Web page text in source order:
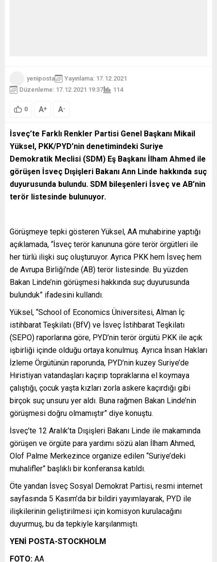
yeniposta
Yayınlama: 17.12.2021
Düzenleme: 17.12.2021 19:37
114
0 A+ A-
İsveç’te Farklı Renkler Partisi Genel Başkanı Mikail
Yüksel, PKK/PYD’nin denetimindeki Suriye
Demokratik Meclisi (SDM) Eş Başkanı İlham Ahmed ile
görüşen İsveç Dışişleri Bakanı Ann Linde hakkında suç
duyurusunda bulundu. SDM bileşenleri İsveç ve AB’nin
terör listesinde bulunuyor.
Görüşmeye tepki gösteren Yüksel, AA muhabirine yaptığı
açıklamada, “İsveç terör kanununa göre terör örgütleri ile
her türlü ilişki suç oluşturuyor. Ayrıca PKK hem İsveç hem
de Avrupa Birliği’nde (AB) terör listesinde. Bu yüzden
Bakan Linde’nin görüşmesi hakkında suç duyurusunda
bulunduk” ifadesini kullandı.
Yüksel, “School of Economics Üniversitesi, Alman İç
istihbarat Teşkilatı (BfV) ve İsveç İstihbarat Teşkilatı
(SEPO) raporlarına göre, PYD’nin terör örgütü PKK ile açık
işbirliği içinde olduğu ortaya konulmuş. Ayrıca İnsan Hakları
İzleme Örgütünün raporunda, PYD’nin kuzey Suriye’de
Hıristiyan vatandaşları kaçırıp topraklarına el koymaya
çalıştığı, çocuk yaşta kızları zorla askere kaçırdığı gibi
birçok suç unsuru yer aldı. Buna rağmen Bakan Linde’nin
görüşmesi doğru olmamıştır” diye konuştu.
İsveç’te 12 Aralık’ta Dışişleri Bakanı Linde ile makamında
görüşen ve örgüte para yardımı sözü alan İlham Ahmed,
Olof Palme Merkezince organize edilen “Suriye’deki
muhalifler” başlıklı bir konferansa katıldı.
Öte yandan İsveç Sosyal Demokrat Partisi, resmi internet
sayfasında 5 Kasım’da bir bildiri yayımlayarak, PYD ile
ilişkilerinin geliştirilmesi için komisyon kurulacağını
duyurmuş, bu da tepkiyle karşılanmıştı.
YENİ POSTA-STOCKHOLM
FOTO: AA